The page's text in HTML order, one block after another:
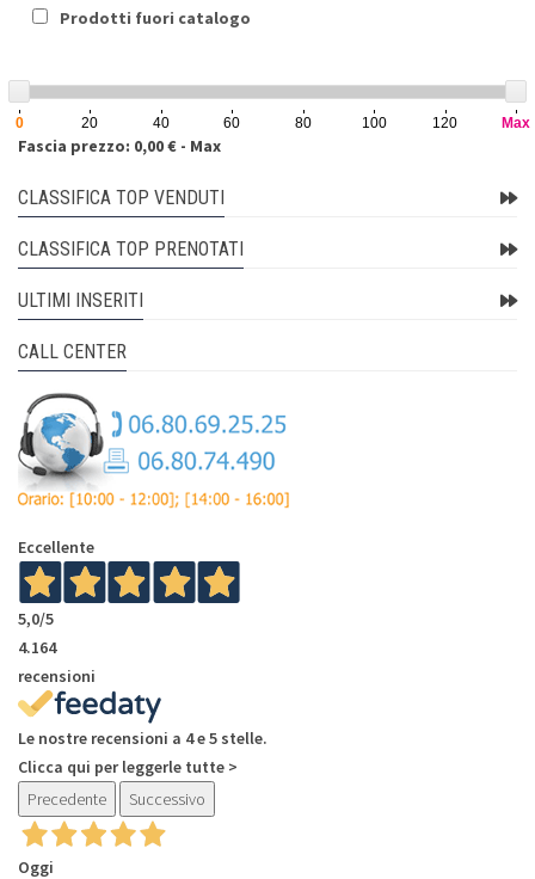
Prodotti fuori catalogo
0 20 40 60 80 100 120 Max
Fascia prezzo: 0,00 € - Max
CLASSIFICA TOP VENDUTI
CLASSIFICA TOP PRENOTATI
ULTIMI INSERITI
CALL CENTER
Eccellente
5,0/5
4.164
recensioni
Le nostre recensioni a 4 e 5 stelle.
Clicca qui per leggerle tutte >
Precedente
Successivo
Oggi